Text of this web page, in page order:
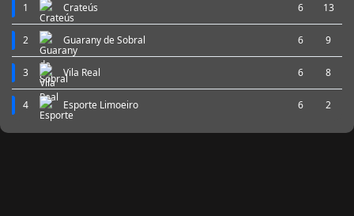
1 Crateús 6 13
2 Guarany de Sobral 6 9
3 Vila Real 6 8
4 Esporte Limoeiro 6 2